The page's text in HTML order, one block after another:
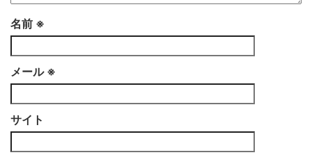
名前 ※
メール ※
サイト